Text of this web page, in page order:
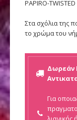
PAPIRO-
Στα σχόλια της
το χρώμα του
Δωρεάν
Για